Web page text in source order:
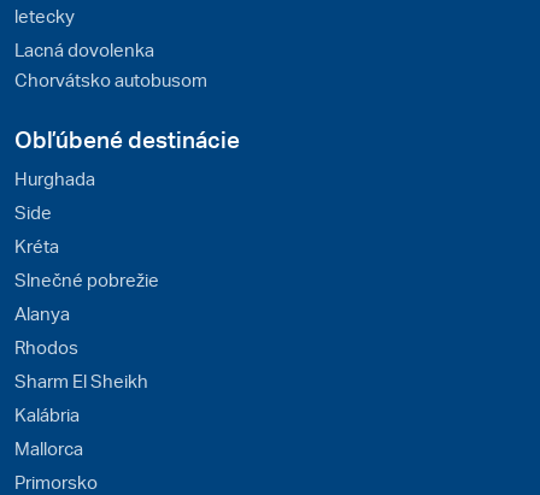
letecky
Lacná dovolenka
Chorvátsko autobusom
Obľúbené destinácie
Hurghada
Side
Kréta
Slnečné pobrežie
Alanya
Rhodos
Sharm El Sheikh
Kalábria
Mallorca
Primorsko